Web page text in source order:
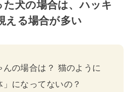
犬の場合は、ハッキ
える場合が多い
んの場合は？ 猫のように
」になってないの？